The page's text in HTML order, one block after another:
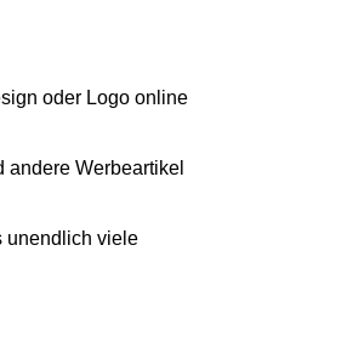
oder Logo online
andere Werbeartikel
unendlich viele